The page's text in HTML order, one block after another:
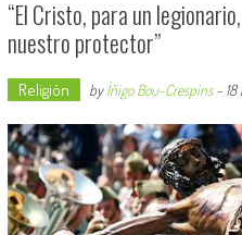
“El Cristo, para un
nuestro protector”
Religión byÍñigo Bou-Crespins-